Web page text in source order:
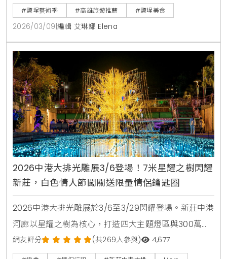
以「鹽域共振」為題，串聯20組作品與11個展點。民眾
可透過主題走讀深入老城巷弄，體驗與眾不同的港都日
常美學。
#鹽埕藝術季 #高雄旅遊推薦 #鹽埕美食
2026/03/09 編輯 艾琳娜 Elena
2026中港大排光雕展3/6登場！7米星耀之樹閃耀
新莊，白色情人節闖關送限量情侶鑰匙圈
2026中港大排光雕展於3/6至3/29閃耀登場。新莊中港
河廊以星耀之樹為核心，打造四大主題燈區與300萬盞
LED夢幻星河。現場更有極地北極熊造景與白色情人節
限量闖關活動，是新北春季必訪的原創生活風格景點。
網友評分 (共269人參與) 4,677